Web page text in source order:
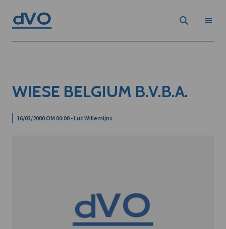
WIESE BELGIUM B.V.B.A.
16/03/2000 OM 00:00 - Luc Willemijns